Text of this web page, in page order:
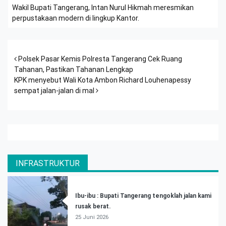
Wakil Bupati Tangerang, Intan Nurul Hikmah meresmikan
perpustakaan modern di lingkup Kantor.
Post navigation
Polsek Pasar Kemis Polresta Tangerang Cek Ruang
Tahanan, Pastikan Tahanan Lengkap
KPK menyebut Wali Kota Ambon Richard Louhenapessy
sempat jalan-jalan di mal
INFRASTRUKTUR
Ibu-ibu : Bupati Tangerang tengoklah jalan kami
rusak berat.
25 Juni 2026